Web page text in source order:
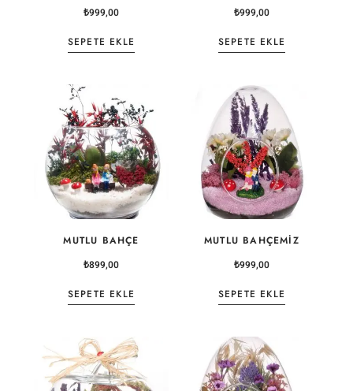
₺999,00
SEPETE EKLE
₺999,00
SEPETE EKLE
MUTLU BAHÇE
₺899,00
SEPETE EKLE
MUTLU BAHÇEMIZ
₺999,00
SEPETE EKLE